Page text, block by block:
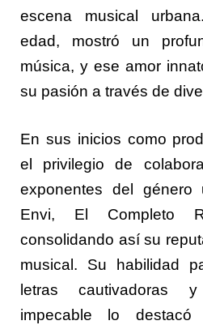
escena musical
edad, mostró un
música, y ese amor
su pasión a través de
En sus inicios como
el privilegio de
exponentes del género
Envi, El Completo
consolidando así su
musical. Su habilidad
letras cautivadoras
impecable lo